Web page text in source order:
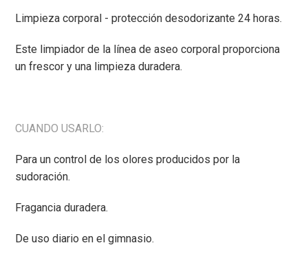
Limpieza corporal - protección desodorizante 24 horas.
Este limpiador de la línea de aseo corporal proporciona
un frescor y una limpieza duradera.
CUANDO USARLO:
Para un control de los olores producidos por la
sudoración.
Fragancia duradera.
De uso diario en el gimnasio.